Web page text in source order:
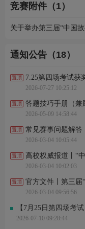
竞赛附件（1）
关于举办第三届“中国
通知公告（18）
7.25第四场考试获
2026-07-27 10:25:12
答题技巧手册（兼
2026-05-09 14:58:44
常见赛事问题解答
2026-03-04 10:05:44
高校权威报道丨“
2026-03-04 10:02:03
官方文件丨第三届
2026-03-04 09:56:56
【7月25日第四场考
2026-07-10 09:28:44